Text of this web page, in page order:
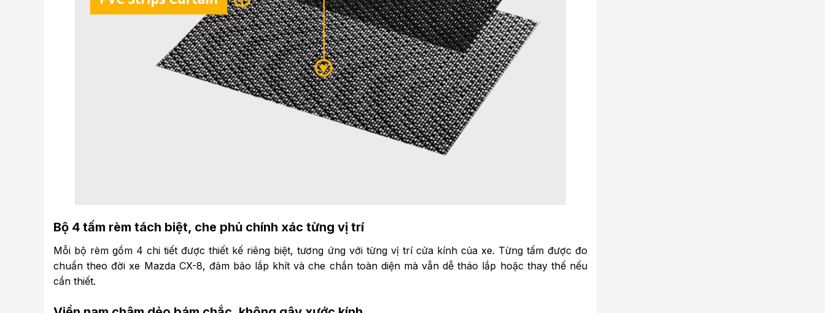
Bộ 4 tấm rèm tách biệt, che phủ chính xác từng vị trí
Mỗi bộ rèm gồm 4 chi tiết được thiết kế riêng biệt, tương ứng với từng vị trí cửa kính của xe. Từng tấm được đo
chuẩn theo đời xe Mazda CX-8, đảm bảo lắp khít và che chắn toàn diện mà vẫn dễ tháo lắp hoặc thay thế nếu
cần thiết.